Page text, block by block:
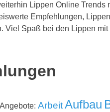
Lippen Online Trends
Empfehlungen,
Viel Spaß bei den Lippen mit
ArbeitAufbau